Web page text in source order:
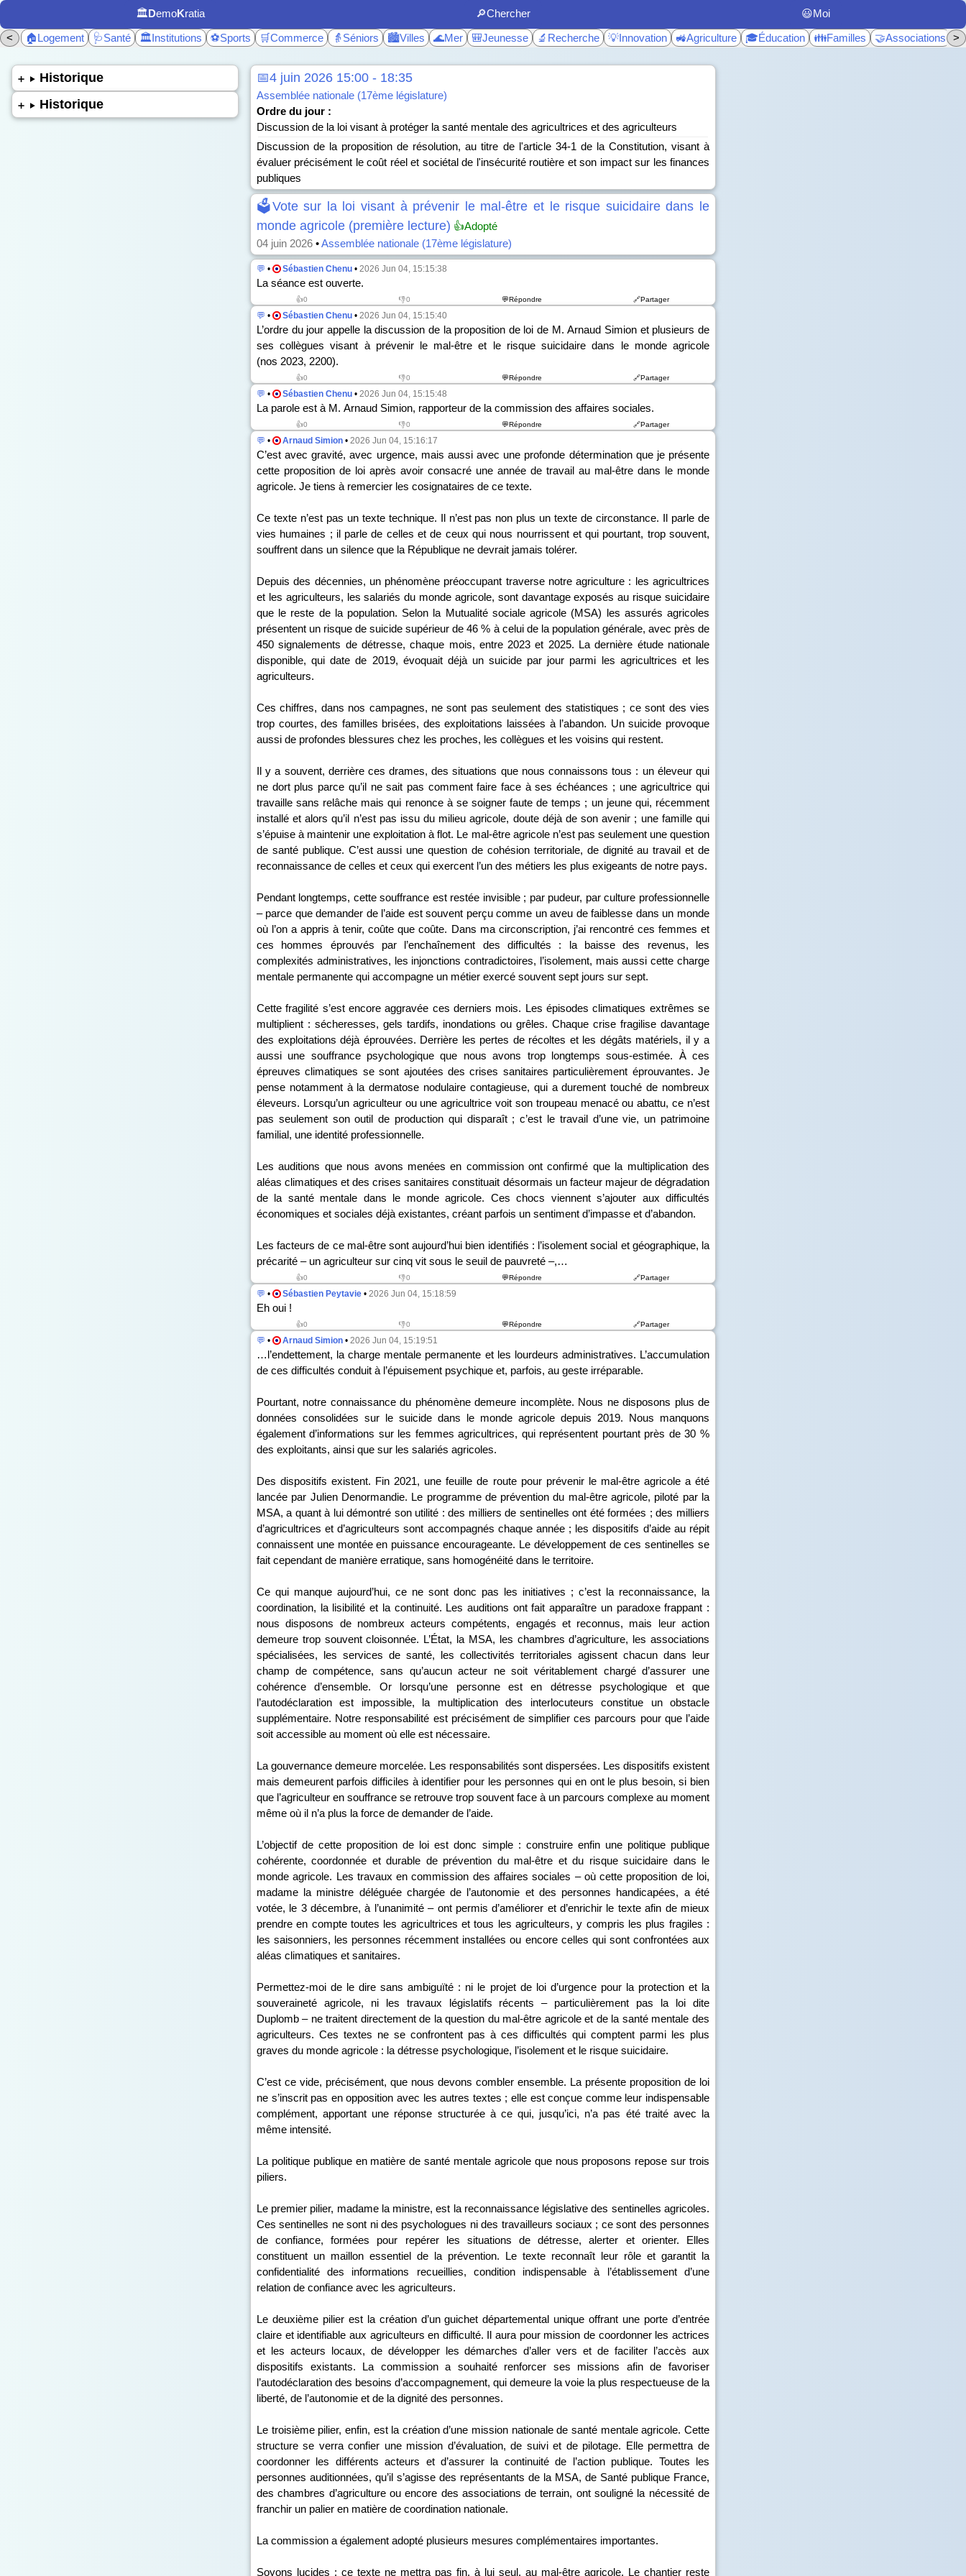
🏛️DemoKratia 🔎Chercher
😃Moi
<
🏠Logement 🩺Santé 🏛️Institutions ⚽Sports 🛒Commerce 👵Séniors 🏙️Villes 🌊Mer 🎒Jeunesse 🔬Recherche 💡Innovation 🚜Agriculture 🎓Éducation 👪Familles 🤝Associations >
Historique
Historique
📅4 juin 2026 15:00 - 18:35
Assemblée nationale (17ème législature)
Ordre du jour :
Discussion de la loi visant à protéger la santé mentale des agricultrices et des agriculteurs
Discussion de la proposition de résolution, au titre de l'article 34-1 de la Constitution, visant à
évaluer précisément le coût réel et sociétal de l'insécurité routière et son impact sur les finances
publiques
🗳️Vote sur la loi visant à prévenir le mal-être et le risque suicidaire dans le
monde agricole (première lecture) 👍Adopté
04 juin 2026•Assemblée nationale (17ème législature)
💬 • Sébastien Chenu• 2026 Jun 04, 15:15:38
La séance est ouverte.
👍0 👎0 💬Répondre 🔗Partager
💬 • Sébastien Chenu• 2026 Jun 04, 15:15:40
L’ordre du jour appelle la discussion de la proposition de loi de M. Arnaud Simion et plusieurs de
ses collègues visant à prévenir le mal-être et le risque suicidaire dans le monde agricole
(nos 2023, 2200).
👍0 👎0 💬Répondre 🔗Partager
💬 • Sébastien Chenu• 2026 Jun 04, 15:15:48
La parole est à M. Arnaud Simion, rapporteur de la commission des affaires sociales.
👍0 👎0 💬Répondre 🔗Partager
💬 • Arnaud Simion• 2026 Jun 04, 15:16:17
C’est avec gravité, avec urgence, mais aussi avec une profonde détermination que je présente
cette proposition de loi après avoir consacré une année de travail au mal-être dans le monde
agricole. Je tiens à remercier les cosignataires de ce texte.
Ce texte n’est pas un texte technique. Il n’est pas non plus un texte de circonstance. Il parle de
vies humaines ; il parle de celles et de ceux qui nous nourrissent et qui pourtant, trop souvent,
souffrent dans un silence que la République ne devrait jamais tolérer.
Depuis des décennies, un phénomène préoccupant traverse notre agriculture : les agricultrices
et les agriculteurs, les salariés du monde agricole, sont davantage exposés au risque suicidaire
que le reste de la population. Selon la Mutualité sociale agricole (MSA) les assurés agricoles
présentent un risque de suicide supérieur de 46 % à celui de la population générale, avec près de
450 signalements de détresse, chaque mois, entre 2023 et 2025. La dernière étude nationale
disponible, qui date de 2019, évoquait déjà un suicide par jour parmi les agricultrices et les
agriculteurs.
Ces chiffres, dans nos campagnes, ne sont pas seulement des statistiques ; ce sont des vies
trop courtes, des familles brisées, des exploitations laissées à l’abandon. Un suicide provoque
aussi de profondes blessures chez les proches, les collègues et les voisins qui restent.
Il y a souvent, derrière ces drames, des situations que nous connaissons tous : un éleveur qui
ne dort plus parce qu’il ne sait pas comment faire face à ses échéances ; une agricultrice qui
travaille sans relâche mais qui renonce à se soigner faute de temps ; un jeune qui, récemment
installé et alors qu’il n’est pas issu du milieu agricole, doute déjà de son avenir ; une famille qui
s’épuise à maintenir une exploitation à flot. Le mal-être agricole n’est pas seulement une question
de santé publique. C’est aussi une question de cohésion territoriale, de dignité au travail et de
reconnaissance de celles et ceux qui exercent l’un des métiers les plus exigeants de notre pays.
Pendant longtemps, cette souffrance est restée invisible ; par pudeur, par culture professionnelle
– parce que demander de l’aide est souvent perçu comme un aveu de faiblesse dans un monde
où l’on a appris à tenir, coûte que coûte. Dans ma circonscription, j’ai rencontré ces femmes et
ces hommes éprouvés par l’enchaînement des difficultés : la baisse des revenus, les
complexités administratives, les injonctions contradictoires, l’isolement, mais aussi cette charge
mentale permanente qui accompagne un métier exercé souvent sept jours sur sept.
Cette fragilité s’est encore aggravée ces derniers mois. Les épisodes climatiques extrêmes se
multiplient : sécheresses, gels tardifs, inondations ou grêles. Chaque crise fragilise davantage
des exploitations déjà éprouvées. Derrière les pertes de récoltes et les dégâts matériels, il y a
aussi une souffrance psychologique que nous avons trop longtemps sous-estimée. À ces
épreuves climatiques se sont ajoutées des crises sanitaires particulièrement éprouvantes. Je
pense notamment à la dermatose nodulaire contagieuse, qui a durement touché de nombreux
éleveurs. Lorsqu’un agriculteur ou une agricultrice voit son troupeau menacé ou abattu, ce n’est
pas seulement son outil de production qui disparaît ; c’est le travail d’une vie, un patrimoine
familial, une identité professionnelle.
Les auditions que nous avons menées en commission ont confirmé que la multiplication des
aléas climatiques et des crises sanitaires constituait désormais un facteur majeur de dégradation
de la santé mentale dans le monde agricole. Ces chocs viennent s’ajouter aux difficultés
économiques et sociales déjà existantes, créant parfois un sentiment d’impasse et d’abandon.
Les facteurs de ce mal-être sont aujourd’hui bien identifiés : l’isolement social et géographique, la
précarité – un agriculteur sur cinq vit sous le seuil de pauvreté –,…
👍0 👎0 💬Répondre 🔗Partager
💬 • Sébastien Peytavie• 2026 Jun 04, 15:18:59
Eh oui !
👍0 👎0 💬Répondre 🔗Partager
💬 • Arnaud Simion• 2026 Jun 04, 15:19:51
…l’endettement, la charge mentale permanente et les lourdeurs administratives. L’accumulation
de ces difficultés conduit à l’épuisement psychique et, parfois, au geste irréparable.
Pourtant, notre connaissance du phénomène demeure incomplète. Nous ne disposons plus de
données consolidées sur le suicide dans le monde agricole depuis 2019. Nous manquons
également d’informations sur les femmes agricultrices, qui représentent pourtant près de 30 %
des exploitants, ainsi que sur les salariés agricoles.
Des dispositifs existent. Fin 2021, une feuille de route pour prévenir le mal-être agricole a été
lancée par Julien Denormandie. Le programme de prévention du mal-être agricole, piloté par la
MSA, a quant à lui démontré son utilité : des milliers de sentinelles ont été formées ; des milliers
d’agricultrices et d’agriculteurs sont accompagnés chaque année ; les dispositifs d’aide au répit
connaissent une montée en puissance encourageante. Le développement de ces sentinelles se
fait cependant de manière erratique, sans homogénéité dans le territoire.
Ce qui manque aujourd’hui, ce ne sont donc pas les initiatives ; c’est la reconnaissance, la
coordination, la lisibilité et la continuité. Les auditions ont fait apparaître un paradoxe frappant :
nous disposons de nombreux acteurs compétents, engagés et reconnus, mais leur action
demeure trop souvent cloisonnée. L’État, la MSA, les chambres d’agriculture, les associations
spécialisées, les services de santé, les collectivités territoriales agissent chacun dans leur
champ de compétence, sans qu’aucun acteur ne soit véritablement chargé d’assurer une
cohérence d’ensemble. Or lorsqu’une personne est en détresse psychologique et que
l’autodéclaration est impossible, la multiplication des interlocuteurs constitue un obstacle
supplémentaire. Notre responsabilité est précisément de simplifier ces parcours pour que l’aide
soit accessible au moment où elle est nécessaire.
La gouvernance demeure morcelée. Les responsabilités sont dispersées. Les dispositifs existent
mais demeurent parfois difficiles à identifier pour les personnes qui en ont le plus besoin, si bien
que l’agriculteur en souffrance se retrouve trop souvent face à un parcours complexe au moment
même où il n’a plus la force de demander de l’aide.
L’objectif de cette proposition de loi est donc simple : construire enfin une politique publique
cohérente, coordonnée et durable de prévention du mal-être et du risque suicidaire dans le
monde agricole. Les travaux en commission des affaires sociales – où cette proposition de loi,
madame la ministre déléguée chargée de l’autonomie et des personnes handicapées, a été
votée, le 3 décembre, à l’unanimité – ont permis d’améliorer et d’enrichir le texte afin de mieux
prendre en compte toutes les agricultrices et tous les agriculteurs, y compris les plus fragiles :
les saisonniers, les personnes récemment installées ou encore celles qui sont confrontées aux
aléas climatiques et sanitaires.
Permettez-moi de le dire sans ambiguïté : ni le projet de loi d’urgence pour la protection et la
souveraineté agricole, ni les travaux législatifs récents – particulièrement pas la loi dite
Duplomb – ne traitent directement de la question du mal-être agricole et de la santé mentale des
agriculteurs. Ces textes ne se confrontent pas à ces difficultés qui comptent parmi les plus
graves du monde agricole : la détresse psychologique, l’isolement et le risque suicidaire.
C’est ce vide, précisément, que nous devons combler ensemble. La présente proposition de loi
ne s’inscrit pas en opposition avec les autres textes ; elle est conçue comme leur indispensable
complément, apportant une réponse structurée à ce qui, jusqu’ici, n’a pas été traité avec la
même intensité.
La politique publique en matière de santé mentale agricole que nous proposons repose sur trois
piliers.
Le premier pilier, madame la ministre, est la reconnaissance législative des sentinelles agricoles.
Ces sentinelles ne sont ni des psychologues ni des travailleurs sociaux ; ce sont des personnes
de confiance, formées pour repérer les situations de détresse, alerter et orienter. Elles
constituent un maillon essentiel de la prévention. Le texte reconnaît leur rôle et garantit la
confidentialité des informations recueillies, condition indispensable à l’établissement d’une
relation de confiance avec les agriculteurs.
Le deuxième pilier est la création d’un guichet départemental unique offrant une porte d’entrée
claire et identifiable aux agriculteurs en difficulté. Il aura pour mission de coordonner les actrices
et les acteurs locaux, de développer les démarches d’aller vers et de faciliter l’accès aux
dispositifs existants. La commission a souhaité renforcer ses missions afin de favoriser
l’autodéclaration des besoins d’accompagnement, qui demeure la voie la plus respectueuse de la
liberté, de l’autonomie et de la dignité des personnes.
Le troisième pilier, enfin, est la création d’une mission nationale de santé mentale agricole. Cette
structure se verra confier une mission d’évaluation, de suivi et de pilotage. Elle permettra de
coordonner les différents acteurs et d’assurer la continuité de l’action publique. Toutes les
personnes auditionnées, qu’il s’agisse des représentants de la MSA, de Santé publique France,
des chambres d’agriculture ou encore des associations de terrain, ont souligné la nécessité de
franchir un palier en matière de coordination nationale.
La commission a également adopté plusieurs mesures complémentaires importantes.
Soyons lucides : ce texte ne mettra pas fin, à lui seul, au mal-être agricole. Le chantier reste